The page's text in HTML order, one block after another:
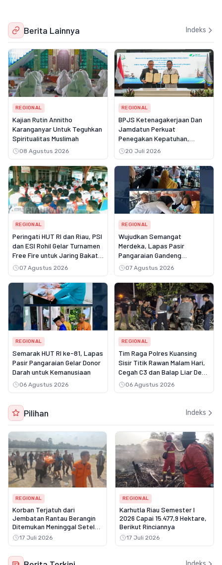
Berita Lainnya Indeks
REGIONAL
Kajian Rutin Annitho
Karanganyar Untuk Teguhkan
Spiritualitas Muslimah
08 Agustus 2026
REGIONAL
BPJS Ketenagakerjaan Dan
Jamdatun Perkuat
Penegakan Kepatuhan,
Pastikan Hak Pekerja Atas
Jaminan Sosial Terpenuhi
20 Juli 2026
REGIONAL
Peringati HUT RI dan Riau, PSI
dan ESI Rohil Gelar Turnamen
Free Fire untuk Jaring Bakat
Muda07 Agustus 2026
REGIONAL
Wujudkan Semangat
Merdeka, Lapas Pasir
Pangaraian Gandeng
Puskesmas Rambah Layani
Pemeriksaan Kesehatan
Gratis
07 Agustus 2026
REGIONAL
Semarak HUT RI ke-81, Lapas
Pasir Pangaraian Gelar Donor
Darah untuk Kemanusiaan
06 Agustus 2026
REGIONAL
Tim Raga Polres Kuansing
Sisir Titik Rawan Malam Hari,
Cegah C3 dan Balap Liar Demi
Rasa Aman Masyarakat
06 Agustus 2026
Pilihan Indeks
REGIONAL
Korban Terjatuh dari
Jembatan Rantau Berangin
Ditemukan Meninggal Setelah
Tiga Hari Pencarian
17 Juli 2026
REGIONAL
Karhutla Riau Semester I
2026 Capai 15.477,9 Hektare,
Berikut Rinciannya
17 Juli 2026